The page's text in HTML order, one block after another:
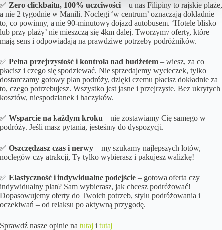
✅ Zero clickbaitu, 100% uczciwości – u nas Filipiny to rajskie plaże,
a nie 2 tygodnie w Manili. Noclegi ‘w centrum’ oznaczają dokładnie
to, co powinny, a nie 90-minutowy dojazd autobusem. ‘Hotele blisko
lub przy plaży’ nie mieszczą się 4km dalej. Tworzymy oferty, które
mają sens i odpowiadają na prawdziwe potrzeby podróżników.
✅ Pełna przejrzystość i kontrola nad budżetem – wiesz, za co
płacisz i czego się spodziewać. Nie sprzedajemy wycieczek, tylko
dostarczamy gotowy plan podróży, dzięki czemu płacisz dokładnie za
to, czego potrzebujesz. Wszystko jest jasne i przejrzyste. Bez ukrytych
kosztów, niespodzianek i haczyków.
✅ Wsparcie na każdym kroku – nie zostawiamy Cię samego w
podróży. Jeśli masz pytania, jesteśmy do dyspozycji.
✅ Oszczędzasz czas i nerwy – my szukamy najlepszych lotów,
noclegów czy atrakcji, Ty tylko wybierasz i pakujesz walizkę!
✅ Elastyczność i indywidualne podejście – gotowa oferta czy
indywidualny plan? Sam wybierasz, jak chcesz podróżować!
Dopasowujemy oferty do Twoich potrzeb, stylu podróżowania i
oczekiwań – od relaksu po aktywną przygodę.
Sprawdź nasze opinie na tutaj i tutaj